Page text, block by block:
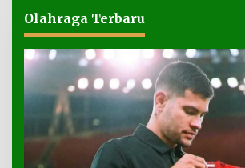
Olahraga Terbaru